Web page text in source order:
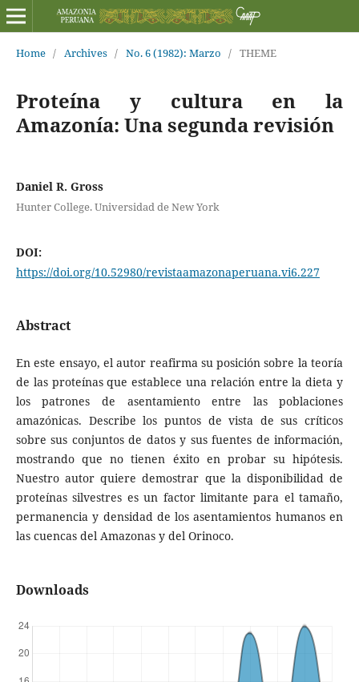
Home / Archives / No. 6 (1982): Marzo / THEME
Proteína y cultura en la
Amazonía: Una segunda revisión
Daniel R. Gross
Hunter College. Universidad de New York
DOI:
https://doi.org/10.52980/revistaamazonaperuana.vi6.227
Abstract
En este ensayo, el autor reafirma su posición sobre la teoría
de las proteínas que establece una relación entre la dieta y
los patrones de asentamiento entre las poblaciones
amazónicas. Describe los puntos de vista de sus críticos
sobre sus conjuntos de datos y sus fuentes de información,
mostrando que no tienen éxito en probar su hipótesis.
Nuestro autor quiere demostrar que la disponibilidad de
proteínas silvestres es un factor limitante para el tamaño,
permanencia y densidad de los asentamientos humanos en
las cuencas del Amazonas y del Orinoco.
Downloads